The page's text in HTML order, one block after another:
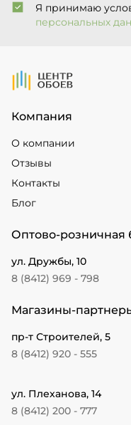
Я принимаю
персональных
На Главную
Компания
О компании
Отзывы
Контакты
Блог
Оптово-розничная
ул. Дружбы, 10
8 (8412) 969 - 798
Магазины-
пр-т Строителей, 5
8 (8412) 920 - 555
ул. Плеханова, 14
8 (8412) 200 - 777